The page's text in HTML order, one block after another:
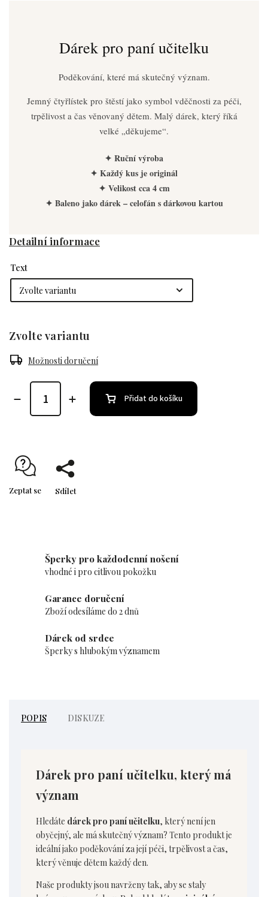
Dárek pro paní učitelku
Poděkování, které má skutečný význam.
Jemný čtyřlístek pro štěstí jako symbol vděčnosti za péči,
trpělivost a čas věnovaný dětem. Malý dárek, který říká
velké „děkujeme“.
✦ Ruční výroba
✦ Každý kus je originál
✦ Velikost cca 4 cm
✦ Baleno jako dárek – celofán s dárkovou kartou
Detailní informace
Text
Zvolte variantu
Možnosti doručení
Přidat do košíku
Zeptat se Sdílet
Šperky pro každodenní nošení
vhodné i pro citlivou pokožku
Garance doručení
Zboží odesíláme do 2 dnů
Dárek od srdce
Šperky s hlubokým významem
POPIS DISKUZE
Dárek pro paní učitelku, který má
význam
Hledáte dárek pro paní učitelku, který není jen
obyčejný, ale má skutečný význam? Tento produkt je
ideální jako poděkování za její péči, trpělivost a čas,
který věnuje dětem každý den.
Naše produkty jsou navrženy tak, aby se staly